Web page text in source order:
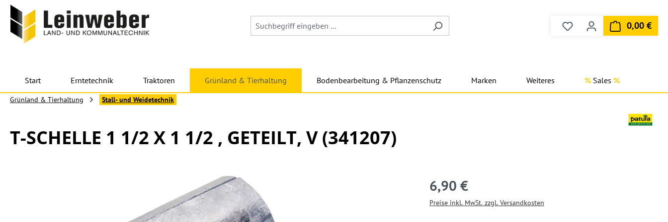
Hauptinhalt springen
Zur Suche springen
Zur Hauptnavigation springen
Du hast 0 Produkte auf
0,00 €
Start Erntetechnik Traktoren Grünland & Tierhaltung Bodenbearbeitung & Pflanzenschutz Marken Weiteres Sales
Grünland & Tierhaltung Stall- und Weidetechnik
T-SCHELLE 1 1/2 X 1 1/2 , GETEILT, V (341207)
6,90 €
Preise inkl. MwSt. zzgl. Versandkosten